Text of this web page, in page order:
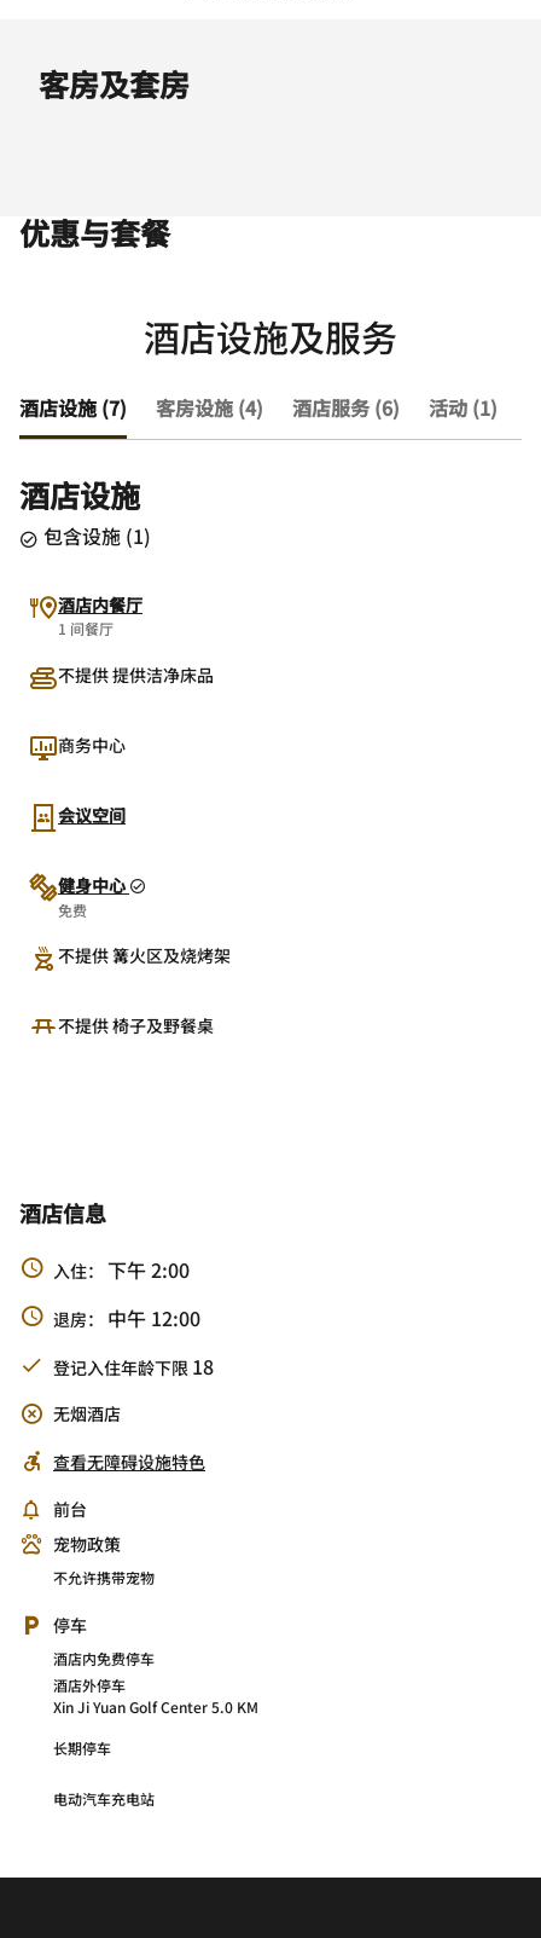
客房及套房
优惠与套餐
酒店设施及服务
酒店设施 (7) 客房设施 (4) 酒店服务 (6) 活动 (1)
酒店设施
包含设施 (1)
酒店内餐厅
1 间餐厅
不提供 提供洁净床品
商务中心
会议空间
健身中心
免费
不提供 篝火区及烧烤架
不提供 椅子及野餐桌
酒店信息
入住： 下午 2:00
退房： 中午 12:00
登记入住年龄下限 18
无烟酒店
查看无障碍设施特色
前台
宠物政策
不允许携带宠物
停车
酒店内免费停车
酒店外停车
Xin Ji Yuan Golf Center 5.0 KM
长期停车
电动汽车充电站